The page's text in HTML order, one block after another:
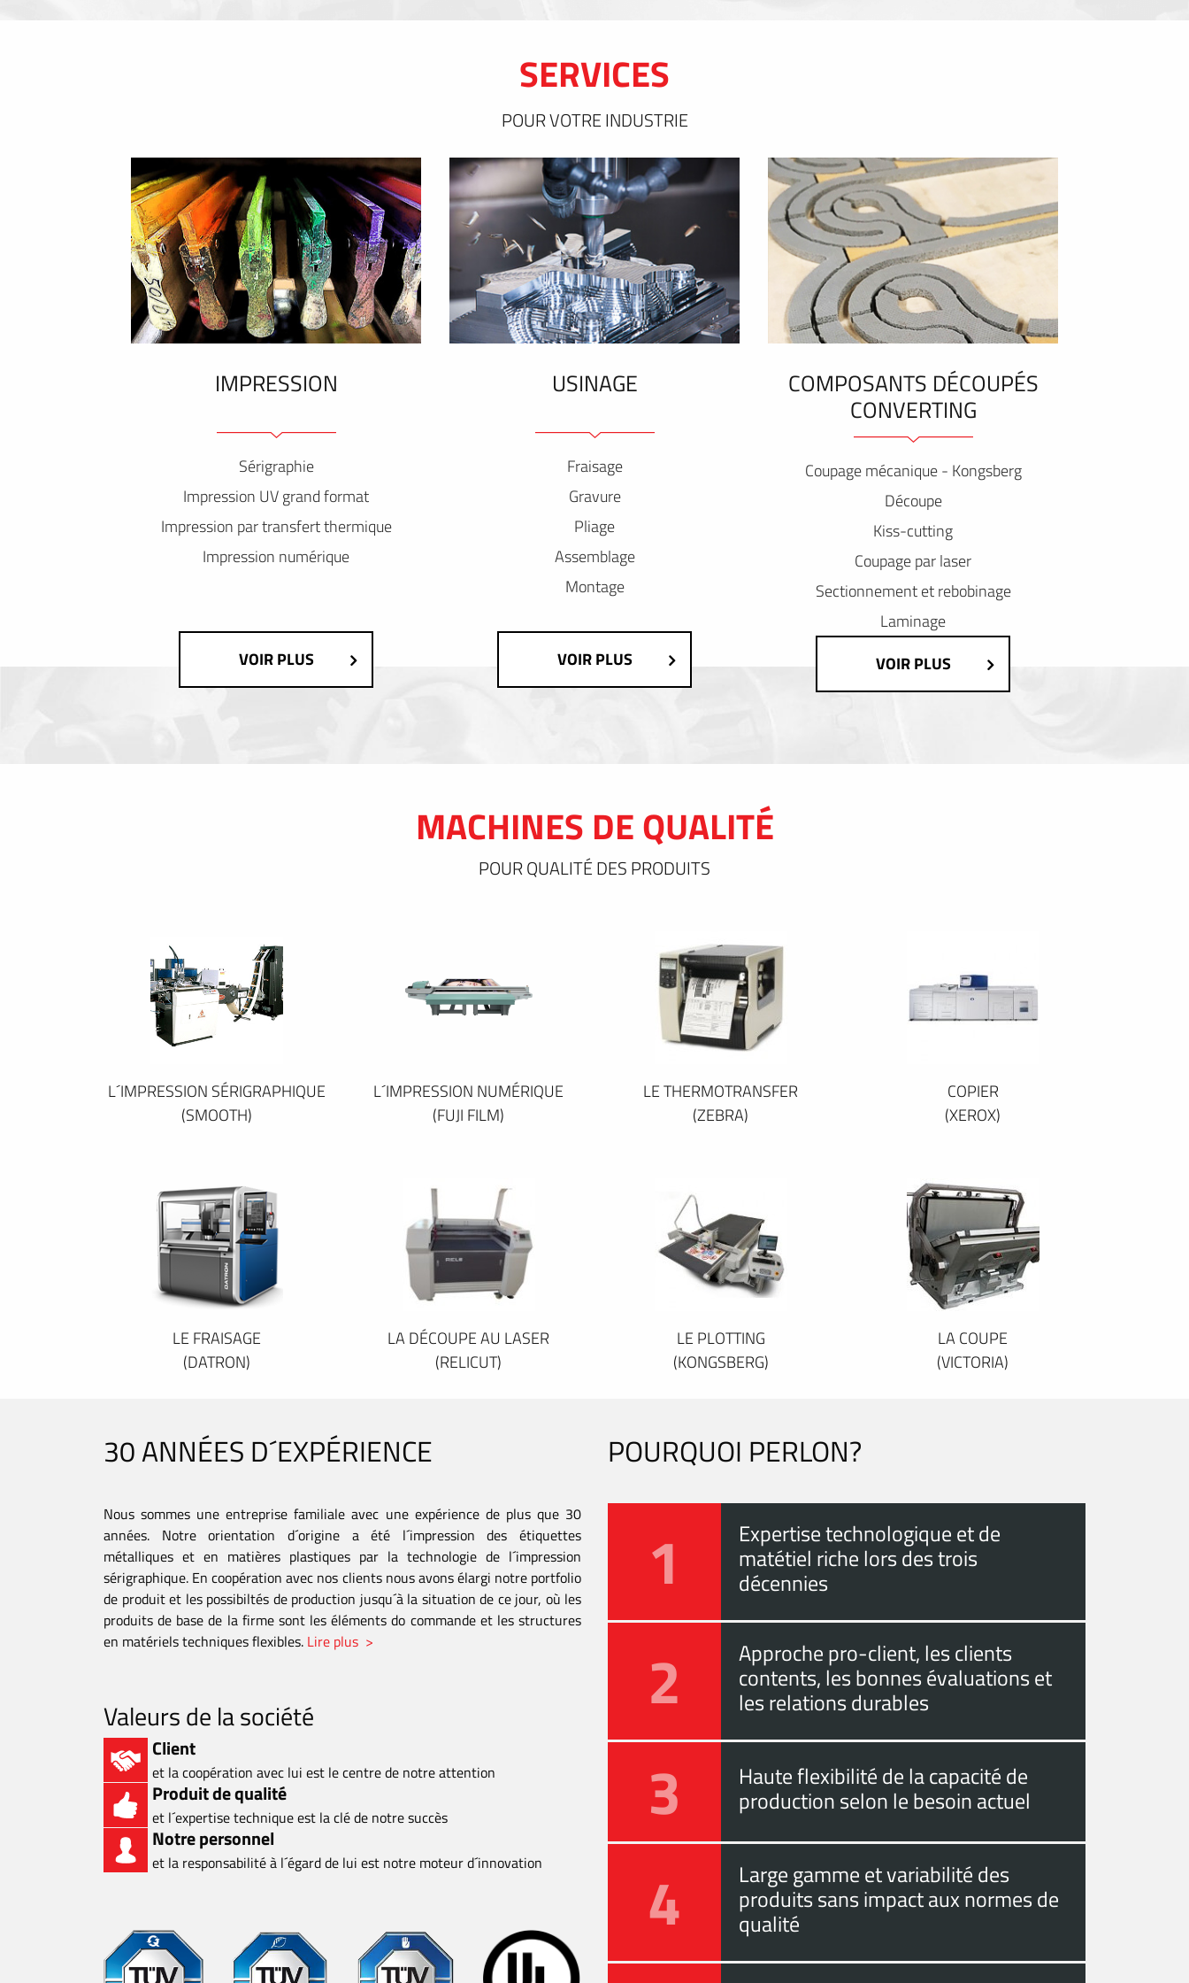
SERVICES
POUR VOTRE INDUSTRIE
IMPRESSION
Sérigraphie
Impression UV grand format
Impression par transfert thermique
Impression numérique
VOIR PLUS
USINAGE
Fraisage
Gravure
Pliage
Assemblage
Montage
VOIR PLUS
COMPOSANTS DÉCOUPÉS
CONVERTING
Coupage mécanique - Kongsberg
Découpe
Kiss-cutting
Coupage par laser
Sectionnement et rebobinage
Laminage
VOIR PLUS
MACHINES DE QUALITÉ
POUR QUALITÉ DES PRODUITS
L´IMPRESSION SÉRIGRAPHIQUE
(SMOOTH)
L´IMPRESSION NUMÉRIQUE
(FUJI FILM)
LE THERMOTRANSFER
(ZEBRA)
COPIER
(XEROX)
LE FRAISAGE
(DATRON)
LA DÉCOUPE AU LASER
(RELICUT)
LE PLOTTING
(KONGSBERG)
LA COUPE
(VICTORIA)
30 ANNÉES D´EXPÉRIENCE
Nous sommes une entreprise familiale avec une expérience de plus que 30
années. Notre orientation d´origine a été l´impression des étiquettes
métalliques et en matières plastiques par la technologie de l´impression
sérigraphique. En coopération avec nos clients nous avons élargi notre portfolio
de produit et les possibiltés de production jusqu´à la situation de ce jour, où les
produits de base de la firme sont les éléments do commande et les structures
en matériels techniques flexibles. Lire plus >
Valeurs de la société
Client
et la coopération avec lui est le centre de notre attention
Produit de qualité
et l´expertise technique est la clé de notre succès
Notre personnel
et la responsabilité à l´égard de lui est notre moteur d´innovation
POURQUOI PERLON?
1 Expertise technologique et de
matétiel riche lors des trois
décennies
2 Approche pro-client, les clients
contents, les bonnes évaluations et
les relations durables
3 Haute flexibilité de la capacité de
production selon le besoin actuel
4 Large gamme et variabilité des
produits sans impact aux normes de
qualité